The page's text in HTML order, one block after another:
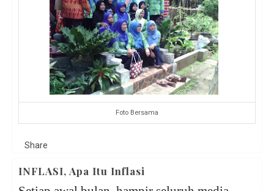
Foto Bersama
Share
INFLASI, Apa Itu Inflasi